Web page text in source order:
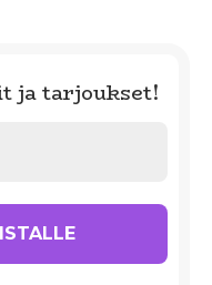
ja tarjoukset!